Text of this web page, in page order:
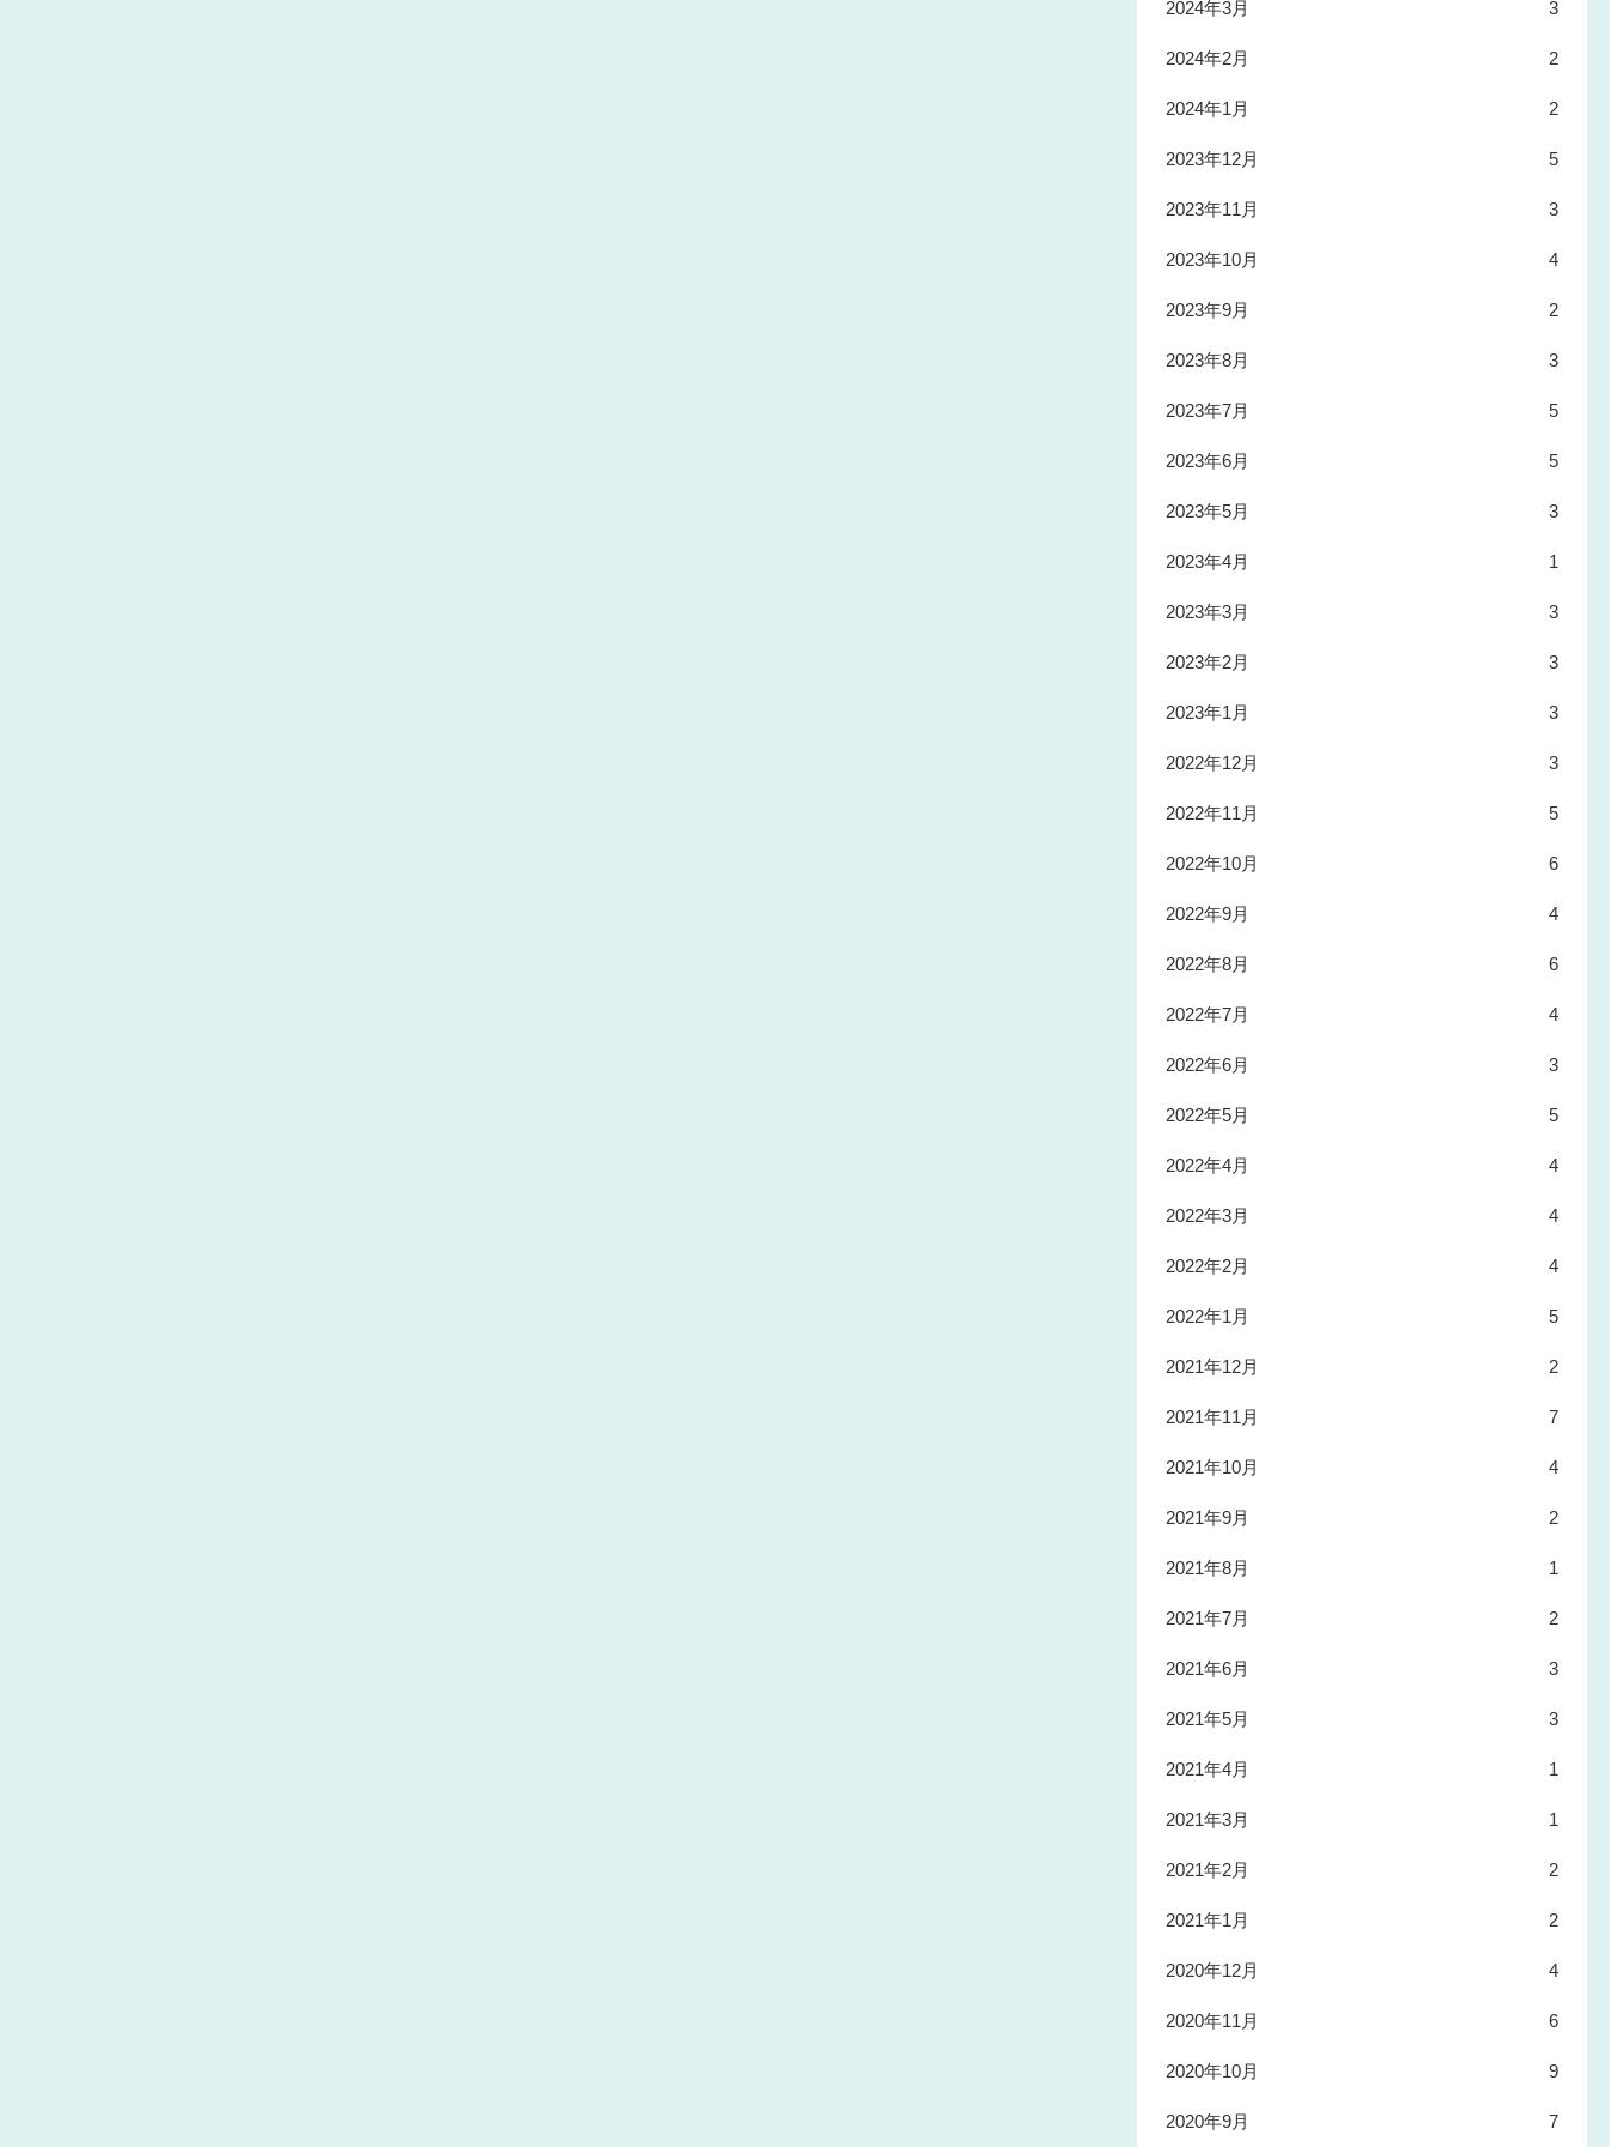
2024年3月 3
2024年2月 2
2024年1月 2
2023年12月 5
2023年11月 3
2023年10月 4
2023年9月 2
2023年8月 3
2023年7月 5
2023年6月 5
2023年5月 3
2023年4月 1
2023年3月 3
2023年2月 3
2023年1月 3
2022年12月 3
2022年11月 5
2022年10月 6
2022年9月 4
2022年8月 6
2022年7月 4
2022年6月 3
2022年5月 5
2022年4月 4
2022年3月 4
2022年2月 4
2022年1月 5
2021年12月 2
2021年11月 7
2021年10月 4
2021年9月 2
2021年8月 1
2021年7月 2
2021年6月 3
2021年5月 3
2021年4月 1
2021年3月 1
2021年2月 2
2021年1月 2
2020年12月 4
2020年11月 6
2020年10月 9
2020年9月 7